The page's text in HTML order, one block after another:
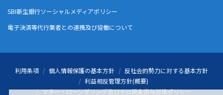
SBI新生銀行ソーシャルメディアポリシー
電子決済等代行業者との連携及び協働について
利用条項 個人情報保護の基本方針
反社会的勢力に対する基本方針
利益相反管理方針(概要)
マネー・ローンダリング及びテロ資金供与対策ポリシー